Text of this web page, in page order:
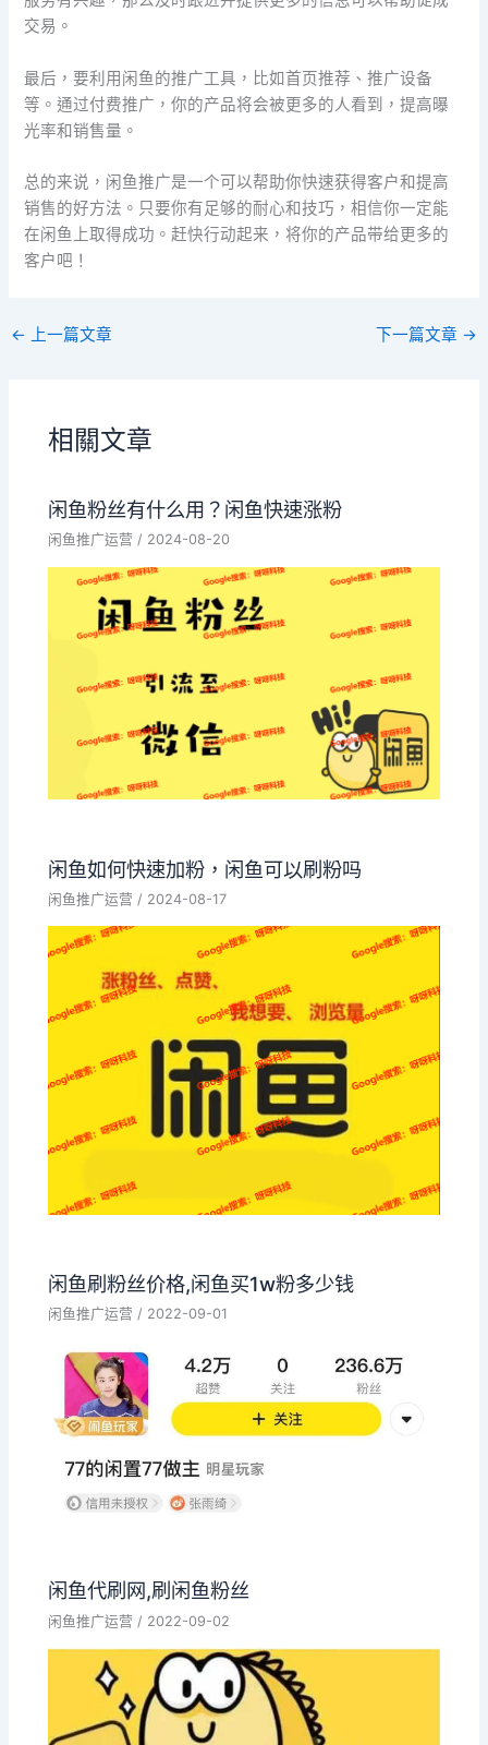
交易。
最后，要利用闲鱼的推广工具，比如首页推荐、推广设备
等。通过付费推广，你的产品将会被更多的人看到，提高曝
光率和销售量。
总的来说，闲鱼推广是一个可以帮助你快速获得客户和提高
销售的好方法。只要你有足够的耐心和技巧，相信你一定能
在闲鱼上取得成功。赶快行动起来，将你的产品带给更多的
客户吧！
← 上一篇文章 下一篇文章 →
相關文章
闲鱼粉丝有什么用？闲鱼快速涨粉
闲鱼推广运营 / 2024-08-20
闲鱼如何快速加粉，闲鱼可以刷粉吗
闲鱼推广运营 / 2024-08-17
闲鱼刷粉丝价格,闲鱼买1w粉多少钱
闲鱼推广运营 / 2022-09-01
闲鱼代刷网,刷闲鱼粉丝
闲鱼推广运营 / 2022-09-02